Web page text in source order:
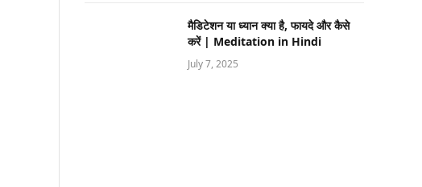
मैडिटेशन या ध्यान क्या है, फायदे और कैसे
करें | Meditation in Hindi
July 7, 2025